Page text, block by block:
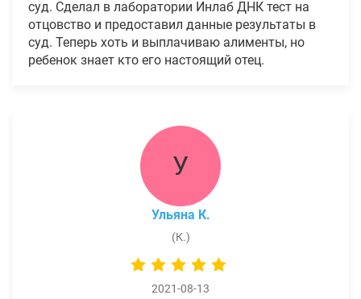
суд. Сделал в лаборатории Инлаб ДНК тест на
отцовство и предоставил данные результаты в
суд. Теперь хоть и выплачиваю алименты, но
ребенок знает кто его настоящий отец.
У
Ульяна К.
(К.)
2021-08-13